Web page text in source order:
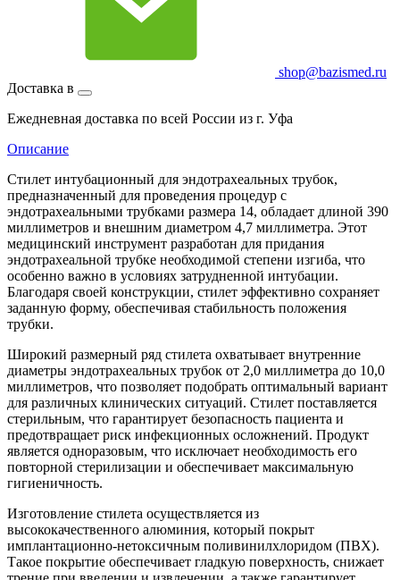
shop@bazismed.ru
Доставка в
Ежедневная доставка по всей России из г. Уфа
Описание
Стилет интубационный для эндотрахеальных трубок,
предназначенный для проведения процедур с
эндотрахеальными трубками размера 14, обладает длиной 390
миллиметров и внешним диаметром 4,7 миллиметра. Этот
медицинский инструмент разработан для придания
эндотрахеальной трубке необходимой степени изгиба, что
особенно важно в условиях затрудненной интубации.
Благодаря своей конструкции, стилет эффективно сохраняет
заданную форму, обеспечивая стабильность положения
трубки.
Широкий размерный ряд стилета охватывает внутренние
диаметры эндотрахеальных трубок от 2,0 миллиметра до 10,0
миллиметров, что позволяет подобрать оптимальный вариант
для различных клинических ситуаций. Стилет поставляется
стерильным, что гарантирует безопасность пациента и
предотвращает риск инфекционных осложнений. Продукт
является одноразовым, что исключает необходимость его
повторной стерилизации и обеспечивает максимальную
гигиеничность.
Изготовление стилета осуществляется из
высококачественного алюминия, который покрыт
имплантационно-нетоксичным поливинилхлоридом (ПВХ).
Такое покрытие обеспечивает гладкую поверхность, снижает